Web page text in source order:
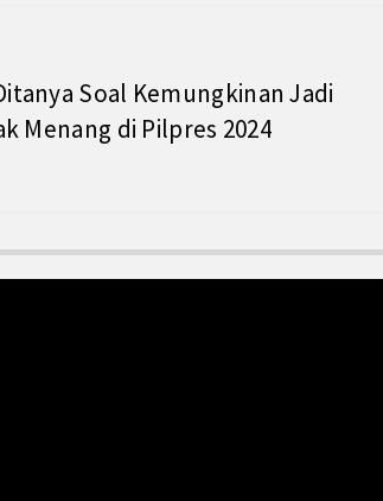
Soal Kemungkinan Jadi
Menang di Pilpres 2024